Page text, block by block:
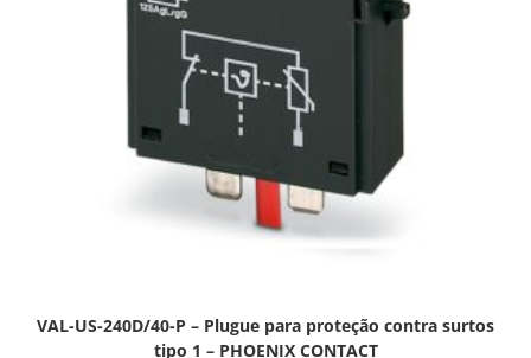
VAL-US-240D/40-P – Plugue para proteção contra surtos
tipo 1 – PHOENIX CONTACT